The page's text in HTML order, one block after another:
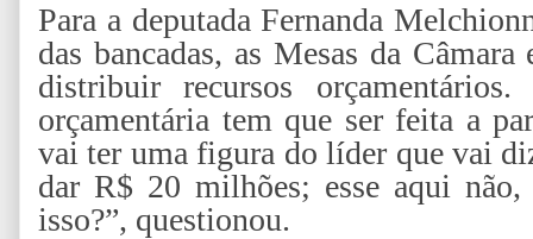
Para a deputada Fernanda
das bancadas, as Mesas da
distribuir recursos
orçamentária tem que ser feita a
vai ter uma figura do líder que vai
dar R$ 20 milhões; esse aqui
isso?”, questionou.